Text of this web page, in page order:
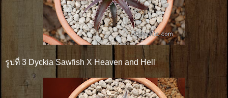
รูปที่ 3 Dyckia Sawfish X Heaven and Hell